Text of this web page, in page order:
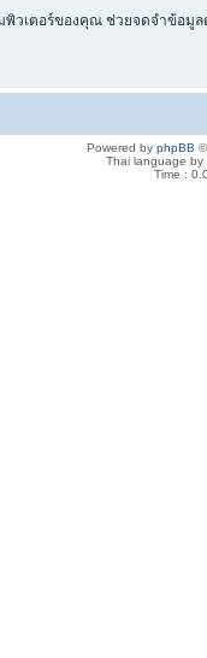
วเตอร์ของคุณ ช่วยจดจำข้อมูล
Powered by phpBB
Thai language by
Time :